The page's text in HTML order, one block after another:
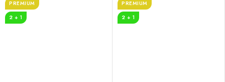
PREMIUM
2 + 1
PREMIUM
2 + 1